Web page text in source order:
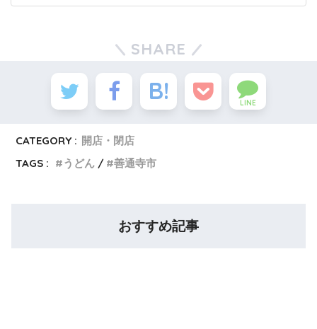
SHARE
LINE
CATEGORY : 開店・閉店
TAGS :
うどん 善通寺市
おすすめ記事